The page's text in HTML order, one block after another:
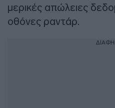
μερικές απώλειες
οθόνες ραντάρ.